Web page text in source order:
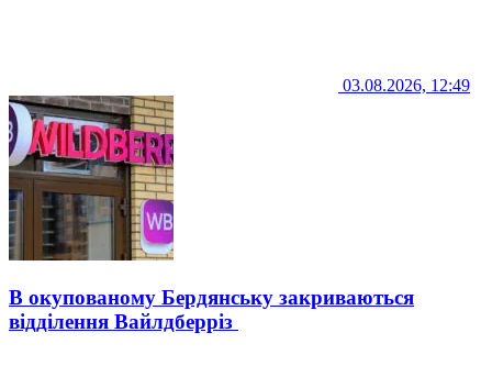
03.08.2026, 12:49
В окупованому Бердянську закриваються
відділення Вайлдберріз